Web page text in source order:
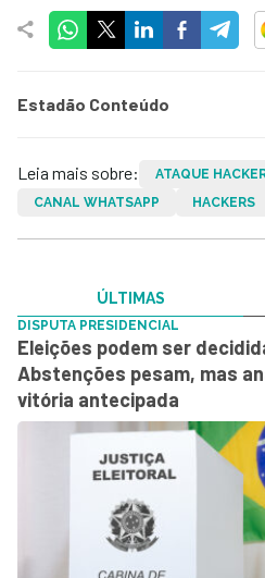
Estadão Conteúdo
Leia mais sobre: ATAQUE
CANAL WHATSAPP
HACKERS
ÚLTIMAS
DISPUTA PRESIDENCIAL
Eleições podem ser
Abstenções pesam, mas
vitória antecipada